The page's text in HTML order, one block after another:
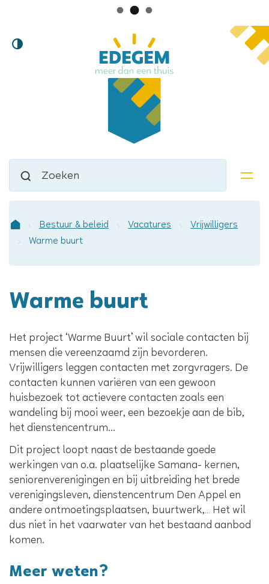
Naar
inhoud
Hoog
Lokaal
kunnen
helpen?
Zoeken
Startpagina
Bestuur & beleid Vacatures
Vrijwilligers
Warme buurt
Warme buurt
Het project ‘Warme Buurt’ wil sociale contacten bij
mensen die vereenzaamd zijn bevorderen.
Vrijwilligers leggen contacten met zorgvragers. De
contacten kunnen variëren van een gewoon
huisbezoek tot actievere contacten zoals een
wandeling bij mooi weer, een bezoekje aan de bib,
het dienstencentrum...
Dit project loopt naast de bestaande goede
werkingen van o.a. plaatselijke Samana- kernen,
seniorenverenigingen en bij uitbreiding het brede
verenigingsleven, dienstencentrum Den Appel en
andere ontmoetingsplaatsen, buurtwerk,… Het wil
dus niet in het vaarwater van het bestaand aanbod
komen.
Meer weten?